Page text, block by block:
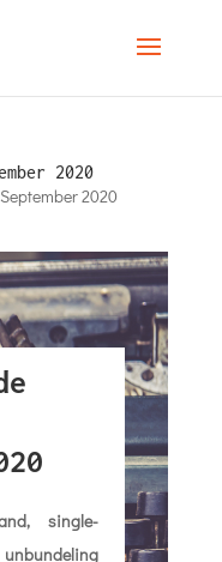
2020
September 2020
single-